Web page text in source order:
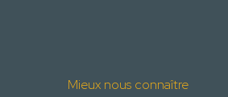
Mieux nous connaître